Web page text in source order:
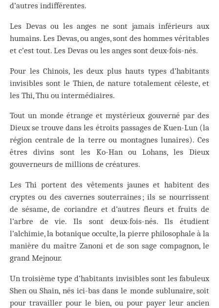
d’autres indifférentes.
Les Devas ou les anges ne sont jamais inférieurs aux
humains. Les Devas, ou anges, sont des hommes véritables
et c’est tout. Les Devas ou les anges sont deux-fois-nés.
Pour les Chinois, les deux plus hauts types d’habitants
invisibles sont le Thien, de nature totalement céleste, et
les Thi, Thu ou intermédiaires.
Tout un monde étrange et mystérieux gouverné par des
Dieux se trouve dans les étroits passages de Kuen-Lun (la
région centrale de la terre ou montagnes lunaires). Ces
êtres divins sont les Ko-Han ou Lohans, les Dieux
gouverneurs de millions de créatures.
Les Thi portent des vêtements jaunes et habitent des
cryptes ou des cavernes souterraines ; ils se nourrissent
de sésame, de coriandre et d’autres fleurs et fruits de
l’arbre de vie. Ils sont deux-fois-nés. Ils étudient
l’alchimie, la botanique occulte, la pierre philosophale à la
manière du maître Zanoni et de son sage compagnon, le
grand Mejnour.
Un troisième type d’habitants invisibles sont les fabuleux
Shen ou Shain, nés ici-bas dans le monde sublunaire, soit
pour travailler pour le bien, ou pour payer leur ancien